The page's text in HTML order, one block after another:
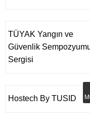
TÜYAK Yangın ve
Güvenlik
Sergisi
Hostech By TUSID